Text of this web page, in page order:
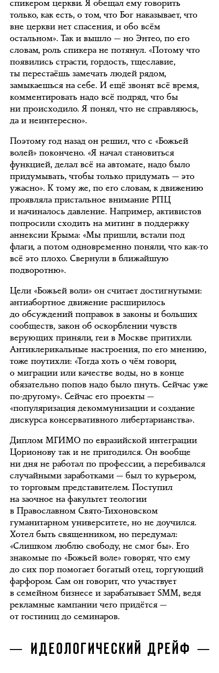
спикером церкви. Я обещал ему говорить
только, как есть, о том, что Бог наказывает, что
вне церкви нет спасения, и обо всём
остальном». Так и вышло — но Энтео, по его
словам, роль спикера не потянул. «Потому что
появились страсти, гордость, тщеславие,
ты перестаёшь замечать людей рядом,
замыкаешься на себе. И ещё звонят всё время,
комментировать надо всё подряд, что бы
ни происходило. Я понял, что не справляюсь,
да и неинтересно».
Поэтому год назад он решил, что с «Божьей
волей» покончено. «Я начал становиться
функцией, делал всё на автомате, надо было
придумывать, чтобы только придумать — это
ужасно». К тому же, по его словам, к движению
проявляла пристальное внимание РПЦ
и начиналось давление. Например, активистов
попросили сходить на митинг в поддержку
аннексии Крыма: «Мы пришли, встали под
флаги, а потом одновременно поняли, что как-то
всё это плохо. Свернули в ближайшую
подворотню».
Цели «Божьей воли» он считает достигнутыми:
антиабортное движение расширилось
до обсуждений поправок в законы и больших
сообществ, закон об оскорблении чувств
верующих приняли, геи в Москве притихли.
Антиклерикальные настроения, по его мнению,
тоже поутихли: «Тогда хоть о чём говори,
о миграции или качестве воды, но в конце
обязательно попов надо было пнуть. Сейчас уже
по-другому». Сейчас его проекты —
«популяризация декоммунизации и создание
дискурса консервативного либертарианства».
Диплом МГИМО по евразийской интеграции
Цорионову так и не пригодился. Он вообще
ни дня не работал по профессии, а перебивался
случайными заработками — был то курьером,
то торговым представителем. Поступил
на заочное на факультет теологии
в Православном Свято-Тихоновском
гуманитарном университете, но не доучился.
Хотел быть священником, но передумал:
«Слишком люблю свободу, не смог бы». Его
знакомые по «Божьей воле» говорят, что ему
до сих пор помогает богатый отец, торгующий
фарфором. Сам он говорит, что участвует
в семейном бизнесе и зарабатывает SMM, ведя
рекламные кампании чего придётся —
от гостиниц до семинаров.
ИДЕОЛОГИЧЕСКИЙ ДРЕЙФ